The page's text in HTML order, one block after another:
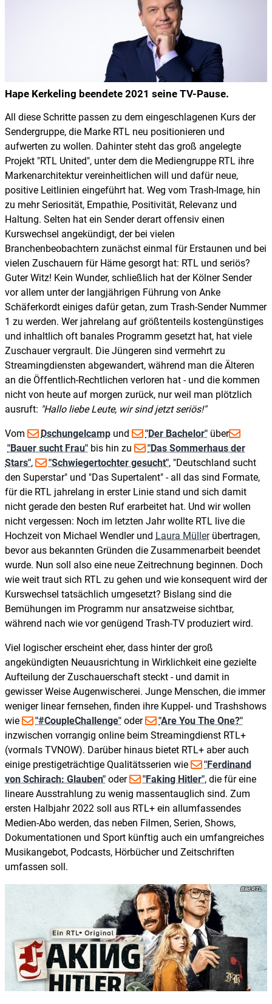
Hape Kerkeling beendete 2021 seine TV-Pause.
All diese Schritte passen zu dem eingeschlagenen Kurs der
Sendergruppe, die Marke RTL neu positionieren und
aufwerten zu wollen. Dahinter steht das groß angelegte
Projekt "RTL United", unter dem die Mediengruppe RTL ihre
Markenarchitektur vereinheitlichen will und dafür neue,
positive Leitlinien eingeführt hat. Weg vom Trash-Image, hin
zu mehr Seriosität, Empathie, Positivität, Relevanz und
Haltung. Selten hat ein Sender derart offensiv einen
Kurswechsel angekündigt, der bei vielen
Branchenbeobachtern zunächst einmal für Erstaunen und bei
vielen Zuschauern für Häme gesorgt hat: RTL und seriös?
Guter Witz! Kein Wunder, schließlich hat der Kölner Sender
vor allem unter der langjährigen Führung von Anke
Schäferkordt einiges dafür getan, zum Trash-Sender Nummer
1 zu werden. Wer jahrelang auf größtenteils kostengünstiges
und inhaltlich oft banales Programm gesetzt hat, hat viele
Zuschauer vergrault. Die Jüngeren sind vermehrt zu
Streamingdiensten abgewandert, während man die Älteren
an die Öffentlich-Rechtlichen verloren hat - und die kommen
nicht von heute auf morgen zurück, nur weil man plötzlich
ausruft: Hallo liebe Leute, wir sind jetzt seriös!
Vom Dschungelcamp und "Der Bachelor" über
"Bauer sucht Frau" bis hin zu
"Das Sommerhaus der
Stars", "Schwiegertochter gesucht", "Deutschland sucht
den Superstar" und "Das Supertalent" - all das sind Formate,
für die RTL jahrelang in erster Linie stand und sich damit
nicht gerade den besten Ruf erarbeitet hat. Und wir wollen
nicht vergessen: Noch im letzten Jahr wollte RTL live die
Hochzeit von Michael Wendler und Laura Müllerübertragen,
bevor aus bekannten Gründen die Zusammenarbeit beendet
wurde. Nun soll also eine neue Zeitrechnung beginnen. Doch
wie weit traut sich RTL zu gehen und wie konsequent wird der
Kurswechsel tatsächlich umgesetzt? Bislang sind die
Bemühungen im Programm nur ansatzweise sichtbar,
während nach wie vor genügend Trash-TV produziert wird.
Viel logischer erscheint eher, dass hinter der groß
angekündigten Neuausrichtung in Wirklichkeit eine gezielte
Aufteilung der Zuschauerschaft steckt - und damit in
gewisser Weise Augenwischerei. Junge Menschen, die immer
weniger linear fernsehen, finden ihre Kuppel- und Trashshows
wie
"#CoupleChallenge" oder
"Are You The One?"
inzwischen vorrangig online beim Streamingdienst RTL+
(vormals TVNOW). Darüber hinaus bietet RTL+ aber auch
einige prestigeträchtige Qualitätsserien wie
"Ferdinand
von Schirach: Glauben" oder "Faking Hitler", die für eine
lineare Ausstrahlung zu wenig massentauglich sind. Zum
ersten Halbjahr 2022 soll aus RTL+ ein allumfassendes
Medien-Abo werden, das neben Filmen, Serien, Shows,
Dokumentationen und Sport künftig auch ein umfangreiches
Musikangebot, Podcasts, Hörbücher und Zeitschriften
umfassen soll.
RTL